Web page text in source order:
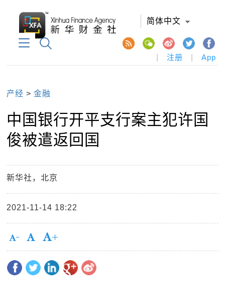
简体中文
注册 App
产经 >金融
中国银行开平支行案主犯许国
俊被遣返回国
新华社，北京
2021-11-14 18:22